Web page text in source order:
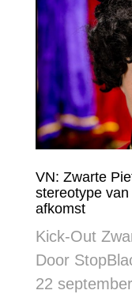
VN: Zwarte
stereotype
afkomst
Kick-Out
Door
22